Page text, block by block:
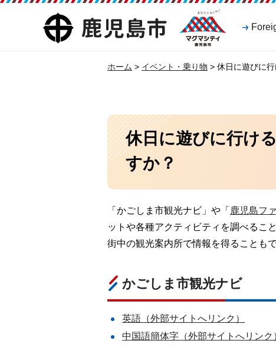
鹿児島市
マグマシティ
鹿児島市
ホーム > イベント・乗り物 > 休日に遊びに
休日に遊びに行け
すか？
「かごしま市観光ナビ」や「 鹿児島フ
ットや各種アクティビティを調べるこ
街中の観光案内所で情報を得ることもで
かごしま市観光ナビ
英語（外部サイトへリンク）
中国語簡体字（外部サイトへリンク